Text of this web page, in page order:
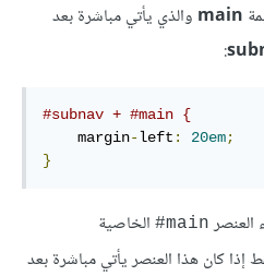
main والذي يأتي مباشرة بعد
:
#subnav + #main {
    margin
-left : 20em;
}
العنصر main
# الخاصية
إذا كان هذا العنصر يأتي مباشرة بعد